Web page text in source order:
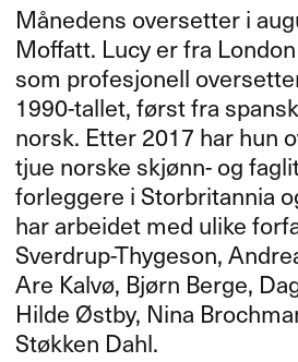
Månedens oversetter i
Moffatt. Lucy er fra
som profesjonell
1990-tallet, først fra
norsk. Etter 2017 har hun
tjue norske skjønn- og
forleggere i Storbritannia
har arbeidet med ulike
Sverdrup-Thygeson,
Are Kalvø, Bjørn Berge,
Hilde Østby, Nina
Støkken Dahl.